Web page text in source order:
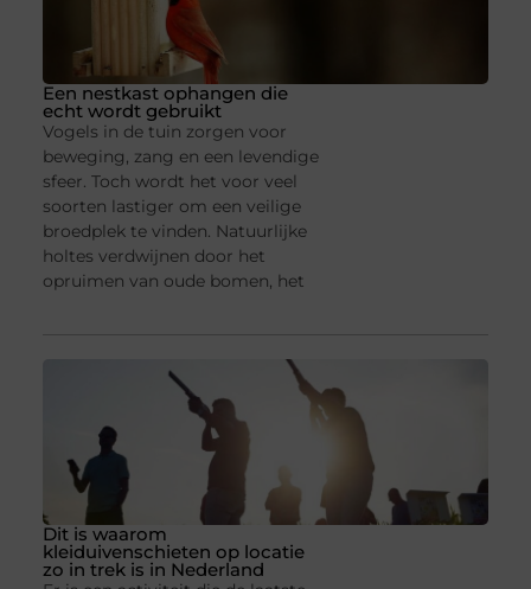
Een nestkast ophangen die
echt wordt gebruikt
Vogels in de tuin zorgen voor
beweging, zang en een levendige
sfeer. Toch wordt het voor veel
soorten lastiger om een veilige
broedplek te vinden. Natuurlijke
holtes verdwijnen door het
opruimen van oude bomen, het
Dit is waarom
kleiduivenschieten op locatie
zo in trek is in Nederland